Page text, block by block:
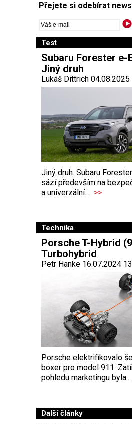
Přejete si odebírat
Test
Subaru Forester e-
Jiný druh
Lukáš Dittrich 04.08.2025
Jiný druh. Subaru
sází především na
a univerzální... >>
Technika
Porsche T-Hybrid
Turbohybrid
Petr Hanke 16.07.2024
Porsche elektrifikovalo
boxer pro model 911.
pohledu marketingu byla...
Další články